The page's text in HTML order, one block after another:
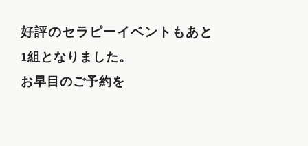
好評のセラピーイベントもあと
1組となりました。
お早目のご予約を